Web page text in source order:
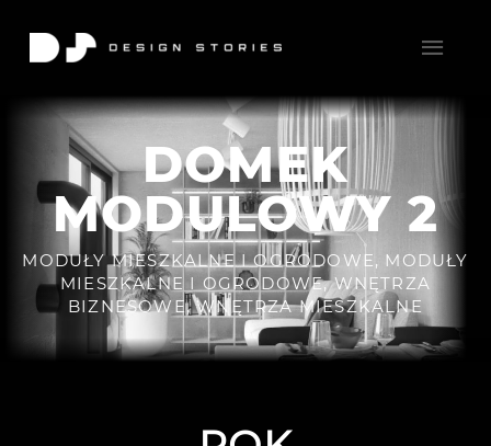
DOMEK
MODULOWY 2
MODUŁY MIESZKALNE I OGRODOWE, MODUŁY
MIESZKALNE I OGRODOWE,WNĘTRZA
BIZNESOWE,WNĘTRZA MIESZKALNE